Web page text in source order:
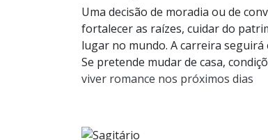
Uma decisão de moradia ou de
fortalecer as raízes, cuidar do
lugar no mundo. A carreira seguirá
Se pretende mudar de casa,
viver romance nos próximos dias